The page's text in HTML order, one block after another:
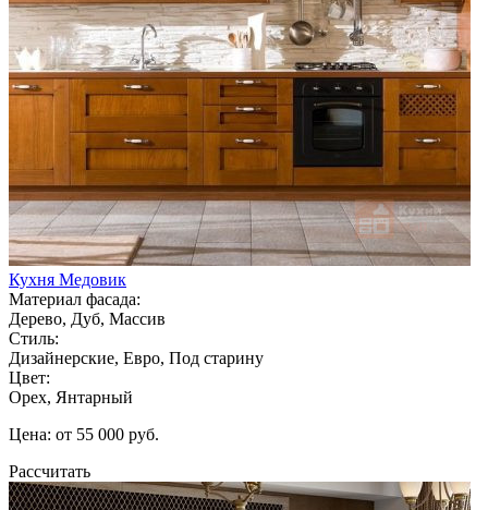
Кухня Медовик
Материал фасада:
Дерево, Дуб, Массив
Стиль:
Дизайнерские, Евро, Под старину
Цвет:
Орех, Янтарный
Цена: от 55 000 руб.
Рассчитать